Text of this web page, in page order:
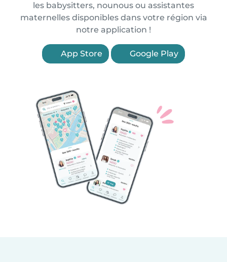
les babysitters, nounous ou assistantes
maternelles disponibles dans votre région via
notre application !
App Store Google Play